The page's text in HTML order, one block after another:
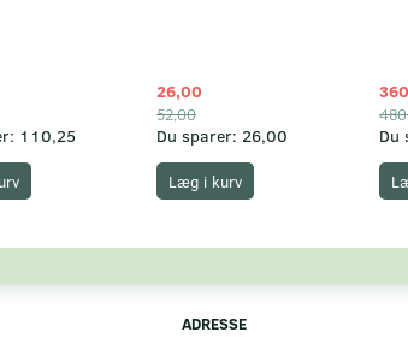
110,25
26,00
52,00
Du sparer: 26,00
Læg i kurv
Du
ADRESSE